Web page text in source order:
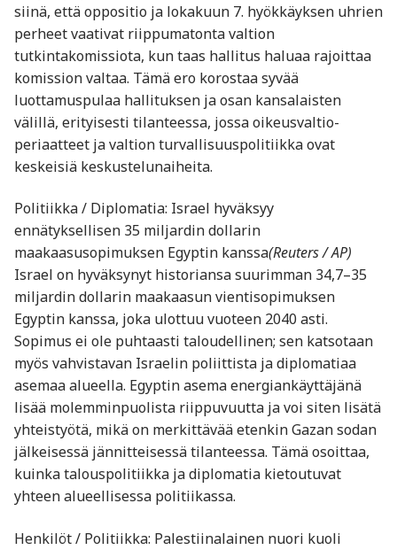
siinä, että oppositio ja lokakuun 7. hyökkäyksen uhrien
perheet vaativat riippumatonta valtion
tutkintakomissiota, kun taas hallitus haluaa rajoittaa
komission valtaa. Tämä ero korostaa syvää
luottamuspulaa hallituksen ja osan kansalaisten
välillä, erityisesti tilanteessa, jossa oikeusvaltio-
periaatteet ja valtion turvallisuuspolitiikka ovat
keskeisiä keskustelunaiheita.
Politiikka / Diplomatia: Israel hyväksyy
ennätyksellisen 35 miljardin dollarin
maakaasusopimuksen Egyptin kanssa(Reuters / AP)
Israel on hyväksynyt historiansa suurimman 34,7–35
miljardin dollarin maakaasun vientisopimuksen
Egyptin kanssa, joka ulottuu vuoteen 2040 asti.
Sopimus ei ole puhtaasti taloudellinen; sen katsotaan
myös vahvistavan Israelin poliittista ja diplomatiaa
asemaa alueella. Egyptin asema energiankäyttäjänä
lisää molemminpuolista riippuvuutta ja voi siten lisätä
yhteistyötä, mikä on merkittävää etenkin Gazan sodan
jälkeisessä jännitteisessä tilanteessa. Tämä osoittaa,
kuinka talouspolitiikka ja diplomatia kietoutuvat
yhteen alueellisessa politiikassa.
Henkilöt / Politiikka: Palestiinalainen nuori kuoli